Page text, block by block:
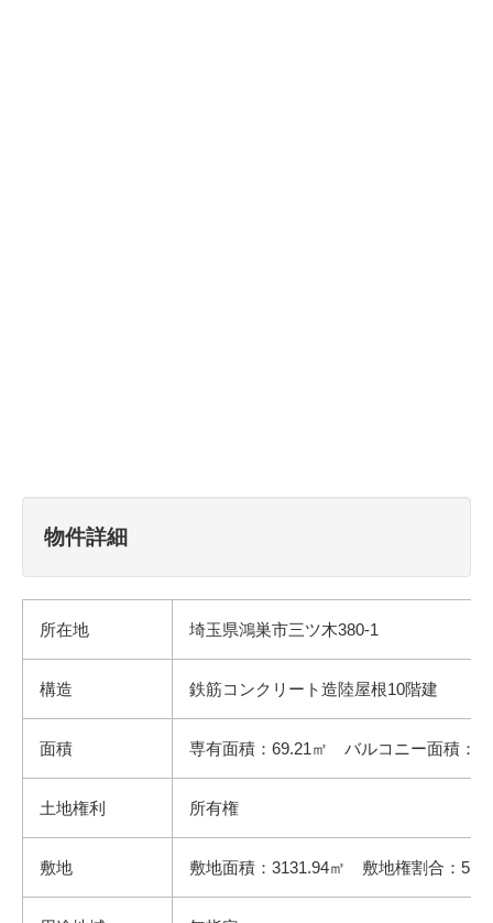
物件詳細
所在地 埼玉県鴻巣市三ツ木380-1
構造 鉄筋コンクリート造陸屋根10階建
面積 専有面積：69.21㎡ バルコニー面積：
土地権利 所有権
敷地 敷地面積：3131.94㎡ 敷地権割合：55